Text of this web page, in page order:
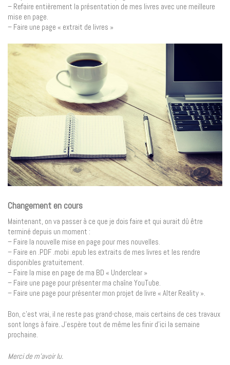
– Refaire entièrement la présentation de mes livres avec une meilleure
mise en page.
– Faire une page « extrait de livres »
Changement en cours
Maintenant, on va passer à ce que je dois faire et qui aurait dû être
terminé depuis un moment :
– Faire la nouvelle mise en page pour mes nouvelles.
– Faire en .PDF .mobi .epub les extraits de mes livres et les rendre
disponibles gratuitement.
– Faire la mise en page de ma BD « Underclear »
– Faire une page pour présenter ma chaîne YouTube.
– Faire une page pour présenter mon projet de livre « Alter Reality ».
Bon, c’est vrai, il ne reste pas grand-chose, mais certains de ces travaux
sont longs à faire. J’espère tout de même les finir d’ici la semaine
prochaine.
Merci de m’avoir lu.